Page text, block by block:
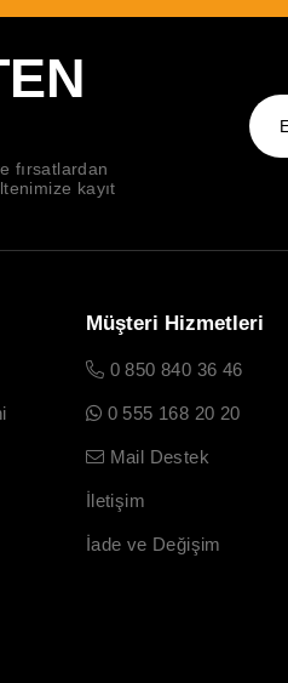
fırsatlardan
kayıt
Müşteri Hizmetleri
0 850 840 36 46
0 555 168 20 20
Mail Destek
İletişim
İade ve Değişim